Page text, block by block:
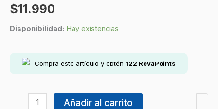
$11.990
Disponibilidad: Hay existencias
Compra este artículo y obtén 122 RevaPoints
Añadir al carrito